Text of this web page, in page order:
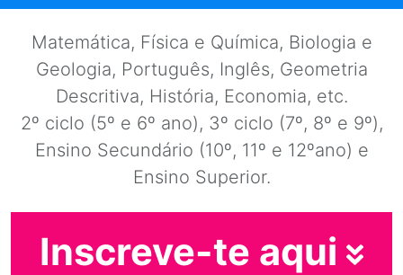
Matemática, Física e Química, Biologia e
Geologia, Português, Inglês, Geometria
Descritiva, História, Economia, etc.
2º ciclo (5º e 6º ano), 3º ciclo (7º, 8º e 9º),
Ensino Secundário (10º, 11º e 12ºano) e
Ensino Superior.
Inscreve-te aqui